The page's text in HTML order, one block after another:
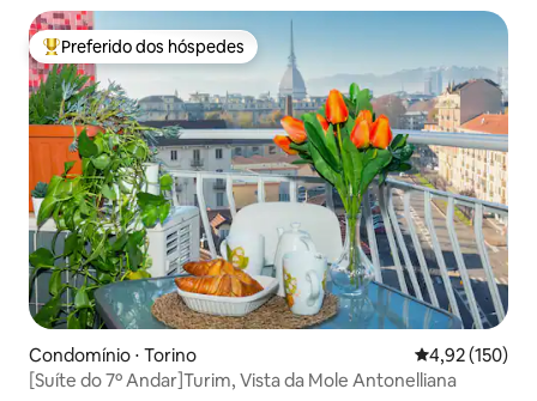
Entre os melhores preferidos dos hóspedes
Preferido dos hóspedes
Condomínio ⋅ Torino 4,92 de uma
4,92 (150)
[Suíte do 7º Andar]Turim, Vista da Mole Antonelliana